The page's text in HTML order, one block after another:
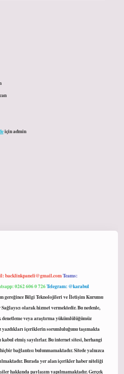
içinadmin
backlinkpaneli@gmail.comTeams:
0262 606 0 726Telegram: @karabul
gereğince Bilgi Teknolojileri ve İletişim Kurumu
olarak hizmet vermektedir. Bu nedenle,
veya araştırma yükümlülüğümüz
içeriklerin sorumluluğunu taşımakta
etmiş sayılırlar. Bu internet sitesi, herhangi
bağlantısı bulunmamaktadır. Sitede yalnızca
Burada yer alan içerikler haber niteliği
hakkında paylaşım yapılmamaktadır. Gerçek